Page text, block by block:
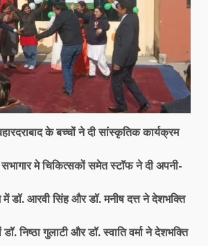
के बच्चों ने दी सांस्कृतिक कार्यक्रम
मे चिकित्सकों समेत स्टॉफ ने दी अपनी-
डॉ. आरवी सिंह और डॉ. मनीष दत्त ने देशभक्ति
निष्ठा गुलाटी और डॉ. स्वाति वर्मा ने देशभक्ति